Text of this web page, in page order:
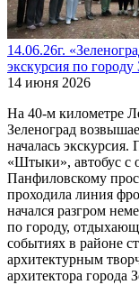
14.06.26г.
экскурсия по городу
14 июня 2026
На 40-м километре
Зеленоград
началась
«Штыки», автобус с
Панфиловскому
проходила линия
начался разгром
по городу,
событиях в районе
архитектурным
архитектора города